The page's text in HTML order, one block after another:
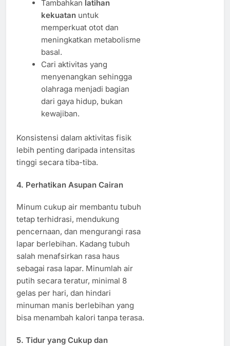
Tambahkan latihan
kekuatanuntuk
memperkuat otot dan
meningkatkan metabolisme
basal.
Cari aktivitas yang
menyenangkan sehingga
olahraga menjadi bagian
dari gaya hidup, bukan
kewajiban.
Konsistensi dalam aktivitas fisik
lebih penting daripada intensitas
tinggi secara tiba-tiba.
4. Perhatikan Asupan Cairan
Minum cukup air membantu tubuh
tetap terhidrasi, mendukung
pencernaan, dan mengurangi rasa
lapar berlebihan. Kadang tubuh
salah menafsirkan rasa haus
sebagai rasa lapar. Minumlah air
putih secara teratur, minimal 8
gelas per hari, dan hindari
minuman manis berlebihan yang
bisa menambah kalori tanpa terasa.
5. Tidur yang Cukup dan